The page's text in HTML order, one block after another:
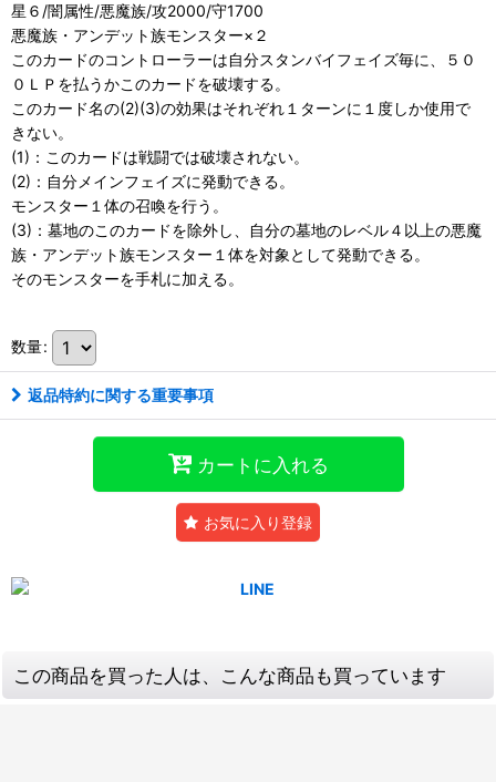
星６/闇属性/悪魔族/攻2000/守1700
悪魔族・アンデット族モンスター×２
このカードのコントローラーは自分スタンバイフェイズ毎に、５０
０ＬＰを払うかこのカードを破壊する。
このカード名の(2)(3)の効果はそれぞれ１ターンに１度しか使用で
きない。
(1)：このカードは戦闘では破壊されない。
(2)：自分メインフェイズに発動できる。
モンスター１体の召喚を行う。
(3)：墓地のこのカードを除外し、自分の墓地のレベル４以上の悪魔
族・アンデット族モンスター１体を対象として発動できる。
そのモンスターを手札に加える。
数量:
返品特約に関する重要事項
カートに入れる
お気に入り登録
この商品を買った人は、こんな商品も買っています